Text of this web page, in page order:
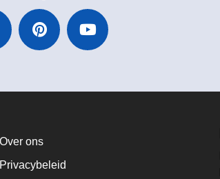
Over ons
Privacybeleid